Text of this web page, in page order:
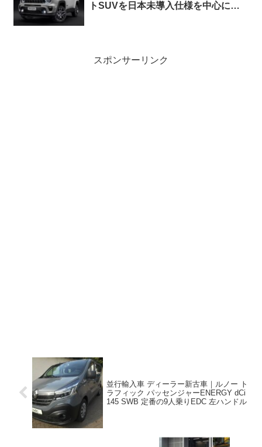
トSUVを日本未導入仕様を中心に概
スポンサーリンク
並行輸入車 ディーラー新古車｜ルノー ト
ラフィック パッセンジャーENERGY dCi
145 SWB 定番の9人乗りEDC 左ハンドル